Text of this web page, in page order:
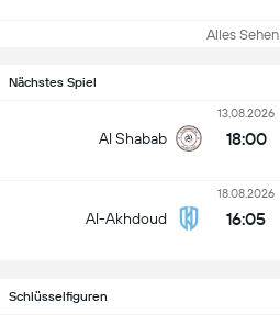
Alles Sehen
Nächstes Spiel
Al Shabab
13.08.2026
18:00
Al-Akhdoud
18.08.2026
16:05
Schlüsselfiguren